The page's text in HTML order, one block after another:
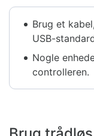
Brug et
USB-
Nogle
controlleren.